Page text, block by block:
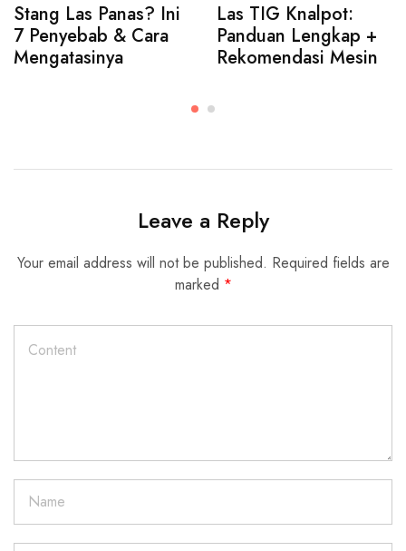
Stang Las Panas? Ini
7 Penyebab & Cara
Mengatasinya
Las TIG Knalpot:
Panduan Lengkap +
Rekomendasi Mesin
Leave a Reply
Your email address will not be published. Required fields are
marked *